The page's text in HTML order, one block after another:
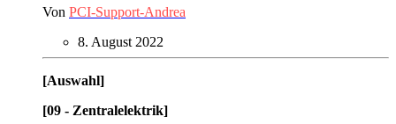
Von PCI-Support-Andrea
8. August 2022
[Auswahl]
[09 - Zentralelektrik]